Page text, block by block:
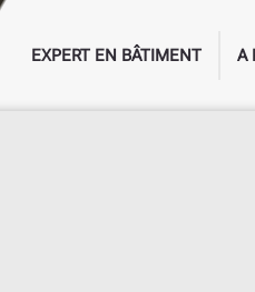
EXPERT EN BÂTIMENT A